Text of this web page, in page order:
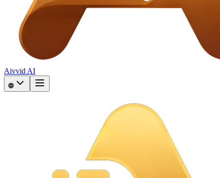
Aivvid AI